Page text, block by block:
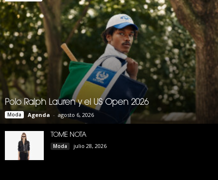
Polo Ralph Lauren y el US Open 2026
Moda Agenda - agosto 6, 2026
TOME NOTA
Moda julio 28, 2026